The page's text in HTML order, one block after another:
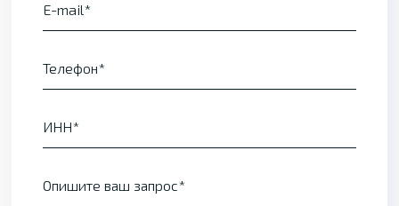
E-mail
Телефон
ИНН
Опишите ваш запрос